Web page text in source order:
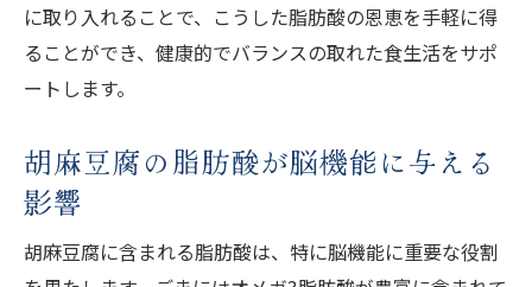
に取り入れることで、こうした脂肪酸の恩恵を手軽に得
ることができ、健康的でバランスの取れた食生活をサポ
ートします。
胡麻豆腐の脂肪酸が脳機能に与える
影響
胡麻豆腐に含まれる脂肪酸は、特に脳機能に重要な役割